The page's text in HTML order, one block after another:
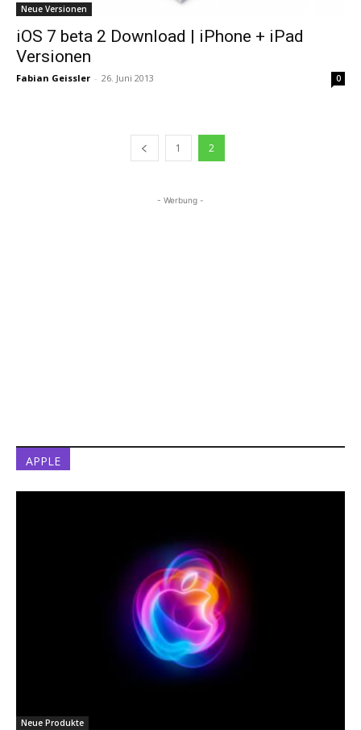
Neue Versionen
iOS 7 beta 2 Download | iPhone + iPad
Versionen
Fabian Geissler - 26. Juni 2013 0
1 2
- Werbung -
APPLE
Neue Produkte